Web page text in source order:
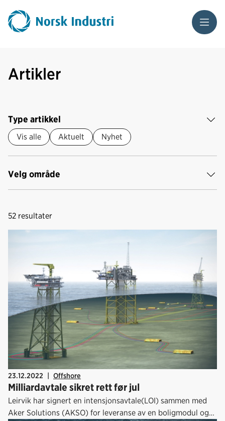
Meny
Artikler
Type artikkel
Vis alle Aktuelt Nyhet
Velg område
52 resultater
23.12.2022 | Offshore
Milliardavtale sikret rett før jul
Leirvik har signert en intensjonsavtale(LOI) sammen med
Aker Solutions (AKSO) for leveranse av en boligmodul og